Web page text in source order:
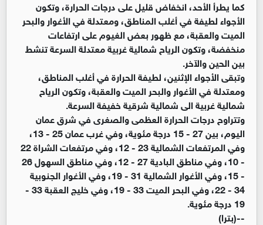
كما يطرأ الأحد، انخفاض قليل على درجات الحرارة، وتكون
الأجواء لطيفة في أغلب المناطق، ومعتدلة في الأغوار والبحر
الميت والعقبة، مع ظهور بعض الغيوم على ارتفاعات
منخفضة، وتكون الرياح شمالية غربية معتدلة السرعة تنشط
بين الحين والآخر.
وتبقى الأجواء الإثنين، لطيفة الحرارة في أغلب المناطق،
ومعتدلة في الأغوار والبحر الميت والعقبة، وتكون الرياح
شمالية غربية الى شمالية شرقية خفيفة السرعة.
وتتراوح درجات الحرارة العظمى والصغرى في شرق عمان
اليوم، بين 27 - 15 درجة مئوية، وفي غرب عمان 25 - 13،
وفي المرتفعات الشمالية 23 - 12، وفي مرتفعات الشراة 22
- 10، وفي مناطق البادية 27 - 12، وفي مناطق السهول 26
- 15، وفي الأغوار الشمالية 31 - 19، وفي الأغوار الجنوبية
34 - 22، وفي البحر الميت 33 - 19، وفي خليج العقبة 33 -
19 درجة مئوية.
--(بترا)